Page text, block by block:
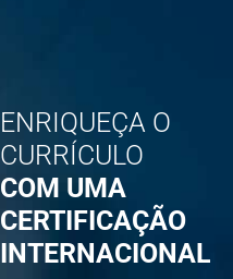
ENRIQUEÇA O
CURRÍCULO
COM UMA
CERTIFICAÇÃO
INTERNACIONAL